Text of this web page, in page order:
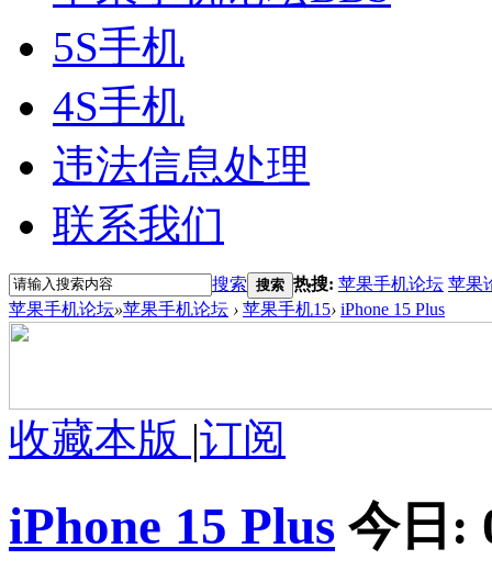
5S手机
4S手机
违法信息处理
联系我们
搜索 搜索 热搜: 苹果手机论坛 苹果
苹果手机论坛»苹果手机论坛 › 苹果手机15› iPhone 15 Plus
收藏本版 |订阅
iPhone 15 Plus 今日: